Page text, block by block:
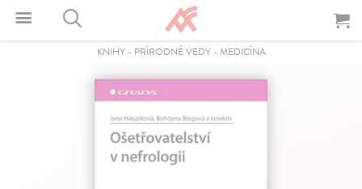
KNIHY- PRÍRODNÉ VEDY- MEDICÍNA